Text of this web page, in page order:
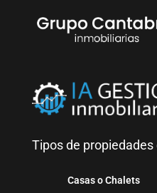
Tipos de
Casas o Chalets